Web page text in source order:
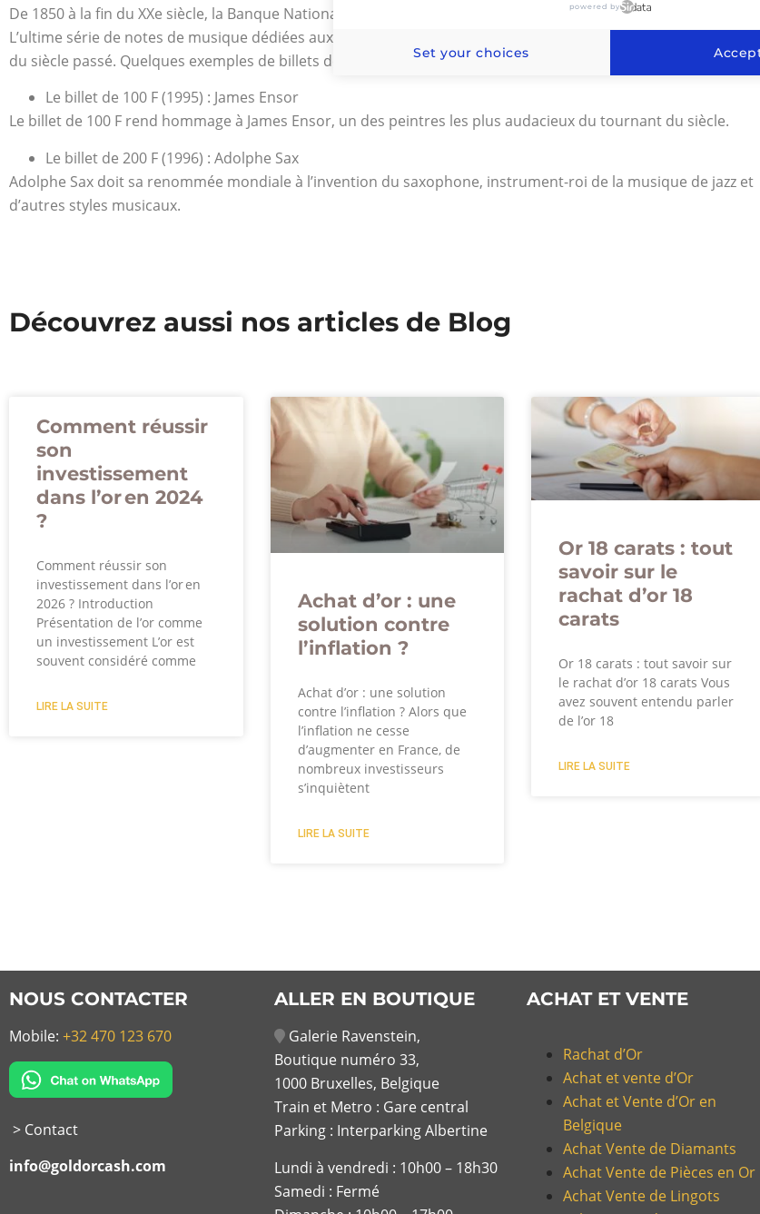
De 1850 à la fin du XXe siècle, la Banque Nationale de Belgique a conçu et imprimé les billets de banque belges.
L’ultime série de notes de musique dédiées aux compatriotes a marqué l’évolution de l’art dans le pays tout
du siècle passé. Quelques exemples de billets de banque émis accompagnés de brochures :
Le billet de 100 F (1995) : James Ensor
Le billet de 100 F rend hommage à James Ensor, un des peintres les plus audacieux du tournant du siècle.
Le billet de 200 F (1996) : Adolphe Sax
Adolphe Sax doit sa renommée mondiale à l’invention du saxophone, instrument-roi de la musique de jazz et
d’autres styles musicaux.
Découvrez aussi nos articles de Blog
Comment réussir
son
investissement
dans l’or en 2024
?
Comment réussir son
investissement dans l’or en
2026 ? Introduction
Présentation de l’or comme
un investissement L’or est
souvent considéré comme
LIRE LA SUITE
Achat d’or : une
solution contre
l’inflation ?
Achat d’or : une solution
contre l’inflation ? Alors que
l’inflation ne cesse
d’augmenter en France, de
nombreux investisseurs
s’inquiètent
LIRE LA SUITE
Or 18 carats : tout
savoir sur le
rachat d’or 18
carats
Or 18 carats : tout savoir sur
le rachat d’or 18 carats Vous
avez souvent entendu parler
de l’or 18
LIRE LA SUITE
NOUS CONTACTER
Mobile: +32 470 123 670
> Contact
info@goldorcash.com
ALLER EN BOUTIQUE
Galerie Ravenstein,
Boutique numéro 33,
1000 Bruxelles, Belgique
Train et Metro : Gare central
Parking : Interparking Albertine
Lundi à vendredi : 10h00 – 18h30
Samedi : Fermé
ACHAT ET VENTE
Rachat d’Or
Achat et vente d’Or
Achat et Vente d’Or en
Belgique
Achat Vente de Diamants
Achat Vente de Pièces en Or
Achat Vente de Lingots
powered by
Set your choices